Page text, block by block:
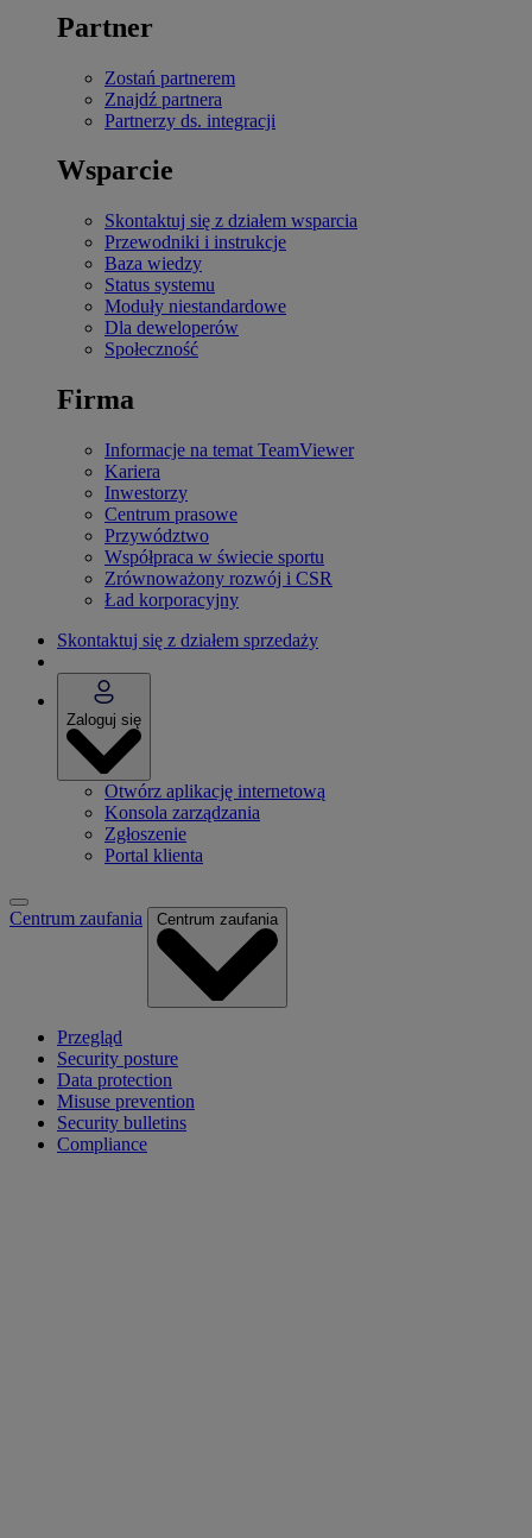
Partner
Zostań partnerem
Znajdź partnera
Partnerzy ds. integracji
Wsparcie
Skontaktuj się z działem wsparcia
Przewodniki i instrukcje
Baza wiedzy
Status systemu
Moduły niestandardowe
Dla deweloperów
Społeczność
Firma
Informacje na temat TeamViewer
Kariera
Inwestorzy
Centrum prasowe
Przywództwo
Współpraca w świecie sportu
Zrównoważony rozwój i CSR
Ład korporacyjny
Skontaktuj się z działem sprzedaży
Zaloguj się
Otwórz aplikację internetową
Konsola zarządzania
Zgłoszenie
Portal klienta
Centrum zaufania Centrum zaufania
Przegląd
Security posture
Data protection
Misuse prevention
Security bulletins
Compliance